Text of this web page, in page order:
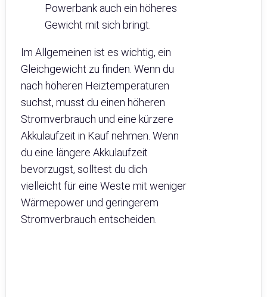
Powerbank auch ein höheres
Gewicht mit sich bringt.
Im Allgemeinen ist es wichtig, ein
Gleichgewicht zu finden. Wenn du
nach höheren Heiztemperaturen
suchst, musst du einen höheren
Stromverbrauch und eine kürzere
Akkulaufzeit in Kauf nehmen. Wenn
du eine längere Akkulaufzeit
bevorzugst, solltest du dich
vielleicht für eine Weste mit weniger
Wärmepower und geringerem
Stromverbrauch entscheiden.